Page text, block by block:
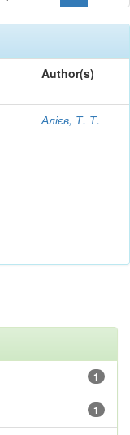
Author(s)
Алієв, Т. Т.
1
1